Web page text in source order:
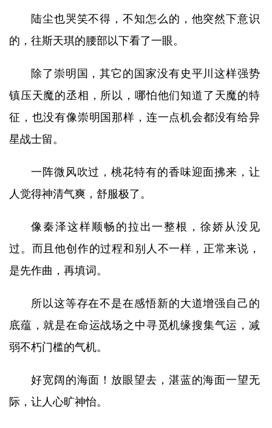
陆尘也哭笑不得，不知怎么的，他突然下意识
的，往斯天琪的腰部以下看了一眼。
除了崇明国，其它的国家没有史平川这样强势
镇压天魔的丞相，所以，哪怕他们知道了天魔的特
征，也没有像崇明国那样，连一点机会都没有给异
星战士留。
一阵微风吹过，桃花特有的香味迎面拂来，让
人觉得神清气爽，舒服极了。
像秦泽这样顺畅的拉出一整根，徐娇从没见
过。而且他创作的过程和别人不一样，正常来说，
是先作曲，再填词。
所以这等存在不是在感悟新的大道增强自己的
底蕴，就是在命运战场之中寻觅机缘搜集气运，减
弱不朽门槛的气机。
好宽阔的海面！放眼望去，湛蓝的海面一望无
际，让人心旷神怡。